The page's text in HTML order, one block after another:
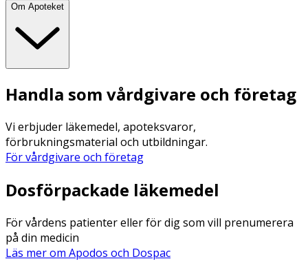
Om Apoteket
Handla som vårdgivare och företag
Vi erbjuder läkemedel, apoteksvaror,
förbrukningsmaterial och utbildningar.
För vårdgivare och företag
Dosförpackade läkemedel
För vårdens patienter eller för dig som vill prenumerera
på din medicin
Läs mer om Apodos och Dospac